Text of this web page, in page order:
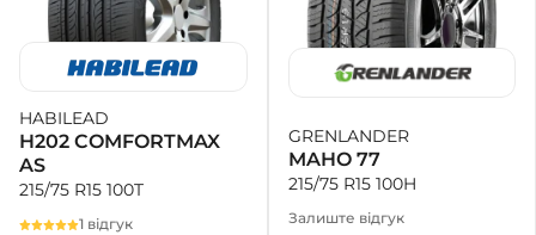
HABILEAD
H202 COMFORTMAX
AS
215/75 R15 100T
1 відгук
GRENLANDER
MAHO 77
215/75 R15 100H
Залиште відгук